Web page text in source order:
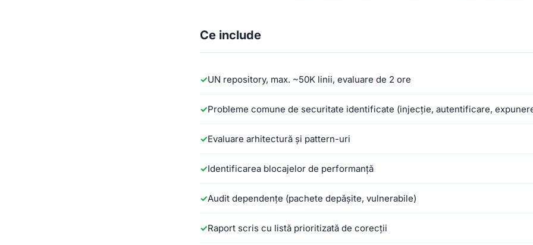
Ce include
UN repository, max. ~50K linii, evaluare de 2 ore
Probleme comune de securitate identificate (injecție, autentificare,
Evaluare arhitectură și pattern-uri
Identificarea blocajelor de performanță
Audit dependențe (pachete depășite, vulnerabile)
Raport scris cu listă prioritizată de corecții